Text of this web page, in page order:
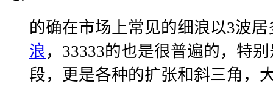
的确在市场上常见的细浪以3波
浪 ，33333的也是很普遍的，特
段，更是各种的扩张和斜三角，